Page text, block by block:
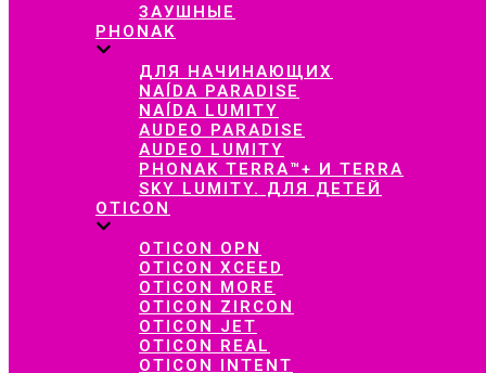
ЗАУШНЫЕ
PHONAK
ДЛЯ НАЧИНАЮЩИХ
NAÍDA PARADISE
NAÍDA LUMITY
AUDEO PARADISE
AUDEO LUMITY
PHONAK TERRA™+ И TERRA
SKY LUMITY. ДЛЯ ДЕТЕЙ
OTICON
OTICON OPN
OTICON XCEED
OTICON MORE
OTICON ZIRCON
OTICON JET
OTICON REAL
OTICON INTENT